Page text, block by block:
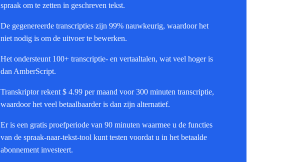
spraak om te zetten in geschreven tekst.
De gegenereerde transcripties zijn 99% nauwkeurig, waardoor het
niet nodig is om de uitvoer te bewerken.
Het ondersteunt 100+ transcriptie- en vertaaltalen, wat veel hoger is
dan AmberScript.
Transkriptor rekent $ 4.99 per maand voor 300 minuten transcriptie,
waardoor het veel betaalbaarder is dan zijn alternatief.
Er is een gratis proefperiode van 90 minuten waarmee u de functies
van de spraak-naar-tekst-tool kunt testen voordat u in het betaalde
abonnement investeert.